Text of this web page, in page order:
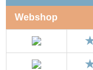
Webshop